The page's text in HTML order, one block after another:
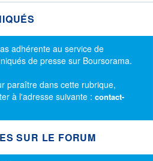
adhérente au service de
de presse sur Boursorama.
paraître dans cette rubrique,
à l'adresse suivante : contact-
SUR LE FORUM